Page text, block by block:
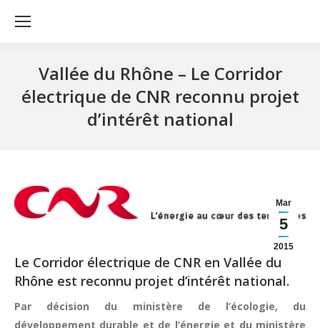
Vallée du Rhône – Le Corridor
électrique de CNR reconnu projet
d’intérêt national
Mar
5
2015
Le Corridor électrique de CNR en Vallée du
Rhône est reconnu projet d’intérêt national.
Par décision du ministère de l’écologie, du
développement durable et de l’énergie et du ministère